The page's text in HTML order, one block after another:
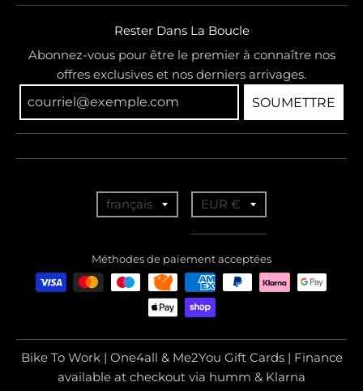
Rester Dans La Boucle
Abonnez-vous pour être le premier à connaître nos
offres exclusives et nos derniers arrivages.
SOUMETTRE
a
n
a
t
français
n
s
l
a
t
EUR €
Méthodes de paiement acceptées
Bike To Work | One4all & Me2You Gift Cards | Finance
available at checkout via humm & Klarna